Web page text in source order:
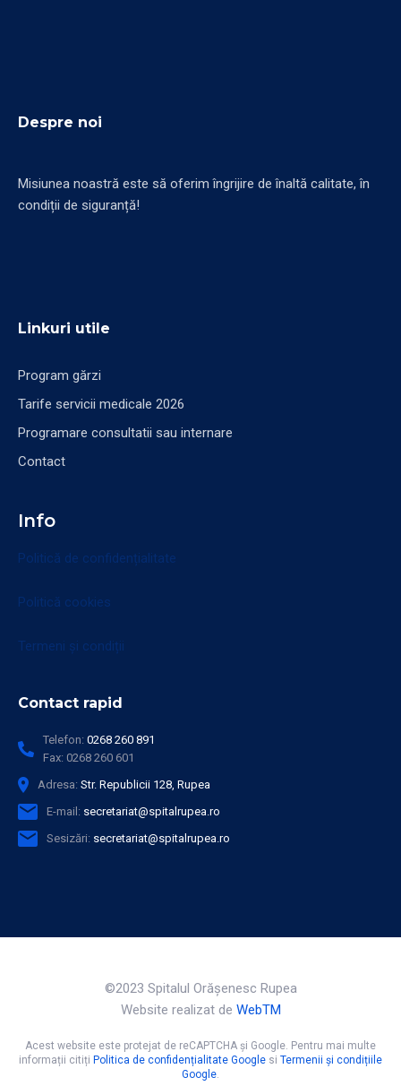
Despre noi
Misiunea noastră este să oferim îngrijire de înaltă calitate, în
condiții de siguranță!
Linkuri utile
Program gărzi
Tarife servicii medicale 2026
Programare consultatii sau internare
Contact
Info
Politică de confidențialitate
Politică cookies
Termeni și condiții
Contact rapid
Telefon: 0268 260 891
Fax: 0268 260 601
Adresa: Str. Republicii 128, Rupea
E-mail: secretariat@spitalrupea.ro
Sesizări: secretariat@spitalrupea.ro
©2023 Spitalul Orăşenesc Rupea
Website realizat de WebTM
Acest website este protejat de reCAPTCHA și Google. Pentru mai multe
informații citiți Politica de confidențialitate Google si Termenii și condițiile
Google.